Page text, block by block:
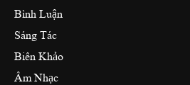
Bình Luận
Sáng Tác
Biên Khảo
Âm Nhạc